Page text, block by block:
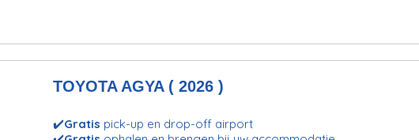
TOYOTA AGYA ( 2026 )
✔️Gratis pick-up en drop-off airport